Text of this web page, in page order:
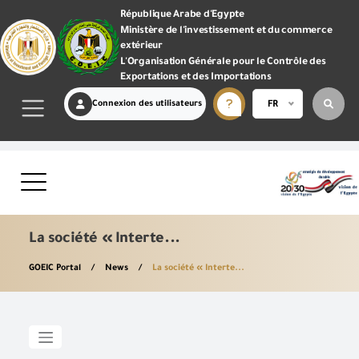
République Arabe d'Egypte
Ministère de l'investissement et du commerce
extérieur
L'Organisation Générale pour le Contrôle des
Exportations et des Importations
Connexion des utilisateurs FR
La société « Interte...
GOEIC Portal News La société « Interte...